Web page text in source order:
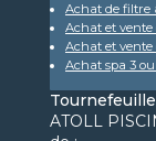
Achat de filtre
Achat et
Achat et vente
Achat spa 3
Tournefeuille
ATOLL